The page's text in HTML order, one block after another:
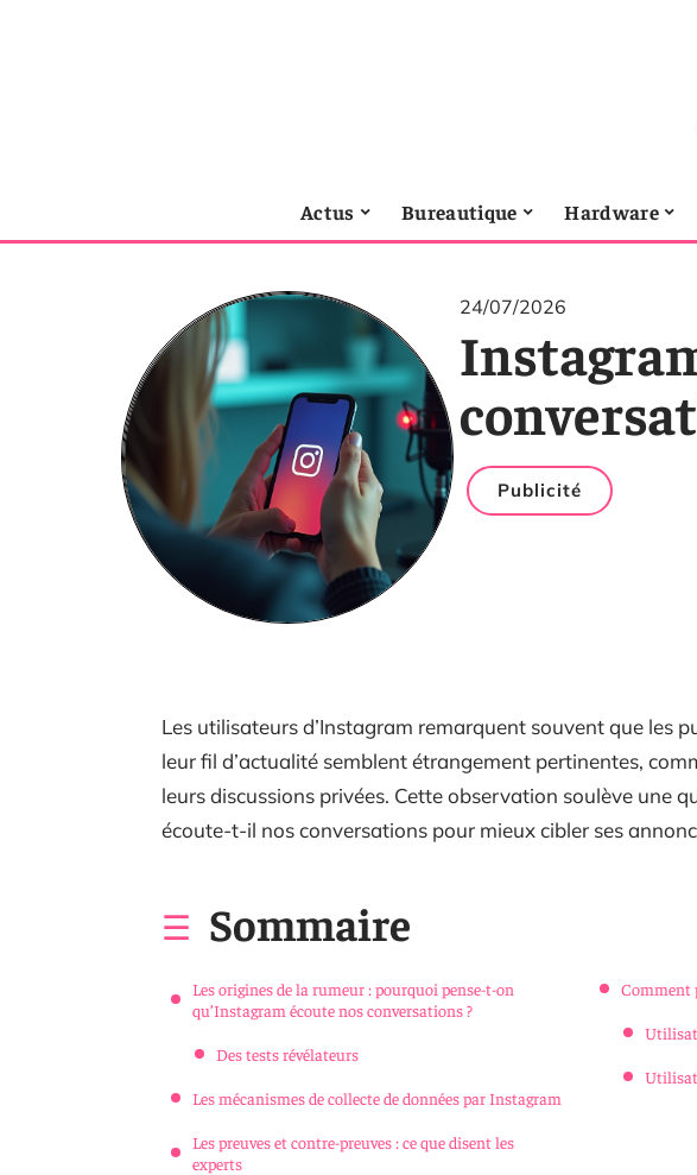
Actus Bureautique Hardware
24/07/2026
Publicité
Les utilisateurs d’Instagram remarquent souvent que les
leur fil d’actualité semblent étrangement pertinentes,
leurs discussions privées. Cette observation soulève une
écoute-t-il nos conversations pour mieux cibler ses
Sommaire
Les origines de la rumeur : pourquoi pense-t-on
qu’Instagram écoute nos conversations ?
Des tests révélateurs
Les mécanismes de collecte de données par Instagram
Les preuves et contre-preuves : ce que disent les
experts
Comment